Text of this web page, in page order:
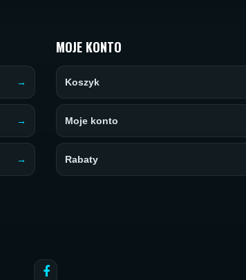
MOJE KONTO
Koszyk
Moje konto
Rabaty